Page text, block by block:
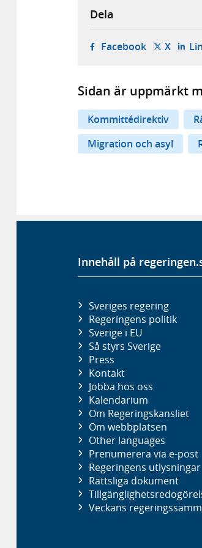
Dela
Facebook- öppnas i
X-
Sidan är uppmärkt
Kommittédirektiv
Migration och asyl
Innehåll på
Sveriges regering
Regeringens politik
Sverige i EU
Så styrs Sverige
Press
Kontakt
Jobba hos oss
Kalendarium
Om Regeringskansliet
Om webbplatsen
Other languages
Prenumerera via e-post
Regeringens utlysningar
Rättsliga dokument
Veckans